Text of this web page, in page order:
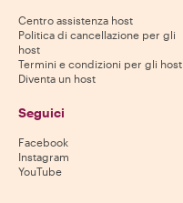
Centro assistenza host
Politica di cancellazione per gli
host
Termini e condizioni per gli host
Diventa un host
Seguici
Facebook
Instagram
YouTube